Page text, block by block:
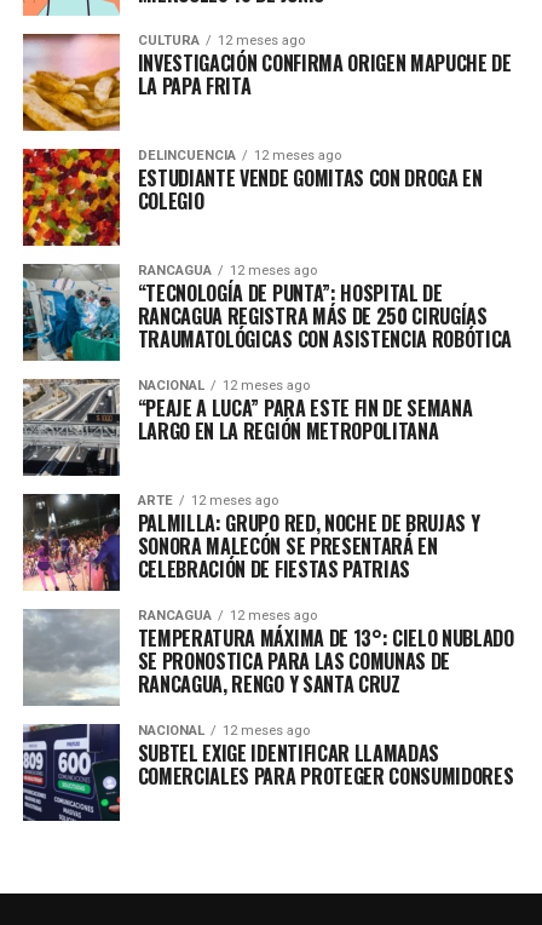
CULTURA 12 meses ago
INVESTIGACIÓN CONFIRMA ORIGEN MAPUCHE DE
LA PAPA FRITA
DELINCUENCIA 12 meses ago
ESTUDIANTE VENDE GOMITAS CON DROGA EN
COLEGIO
RANCAGUA 12 meses ago
“TECNOLOGÍA DE PUNTA”: HOSPITAL DE
RANCAGUA REGISTRA MÁS DE 250 CIRUGÍAS
TRAUMATOLÓGICAS CON ASISTENCIA ROBÓTICA
NACIONAL 12 meses ago
“PEAJE A LUCA” PARA ESTE FIN DE SEMANA
LARGO EN LA REGIÓN METROPOLITANA
ARTE 12 meses ago
PALMILLA: GRUPO RED, NOCHE DE BRUJAS Y
SONORA MALECÓN SE PRESENTARÁ EN
CELEBRACIÓN DE FIESTAS PATRIAS
RANCAGUA 12 meses ago
TEMPERATURA MÁXIMA DE 13°: CIELO NUBLADO
SE PRONOSTICA PARA LAS COMUNAS DE
RANCAGUA, RENGO Y SANTA CRUZ
NACIONAL 12 meses ago
SUBTEL EXIGE IDENTIFICAR LLAMADAS
COMERCIALES PARA PROTEGER CONSUMIDORES